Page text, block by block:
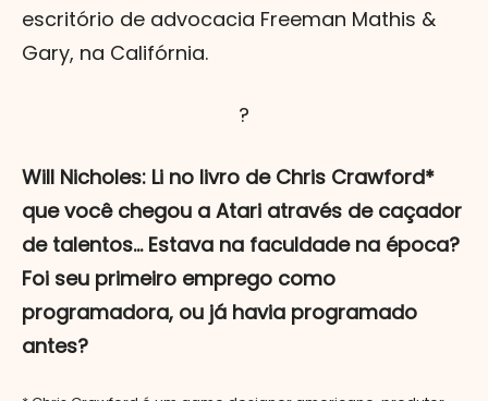
escritório de advocacia Freeman Mathis &
Gary, na Califórnia.
?
Will Nicholes: Li no livro de Chris Crawford*
que você chegou a Atari através de caçador
de talentos... Estava na faculdade na época?
Foi seu primeiro emprego como
programadora, ou já havia programado
antes?